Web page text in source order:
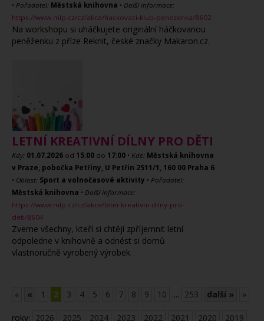
• Pořadatel: Městská knihovna • Další informace:
https://www.mlp.cz/cz/akce/hackovaci-klub-penezenka/8602
Na workshopu si uháčkujete originální háčkovanou
peněženku z příze Reknit, české značky Makaron.cz.
LETNÍ KREATIVNÍ DÍLNY PRO DĚTI
Kdy: 01.07.2026 od 15:00 do 17:00 • Kde: Městská knihovna
v Praze, pobočka Petřiny, U Petřin 2511/1, 160 00 Praha 6
• Oblast: Sport a volnočasové aktivity • Pořadatel:
Městská knihovna • Další informace:
https://www.mlp.cz/cz/akce/letni-kreativni-dilny-pro-
deti/8604
Zveme všechny, kteří si chtějí zpříjemnit letní
odpoledne v knihovně a odnést si domů
vlastnoručně vyrobený výrobek.
« « 1 2 3 4 5 6 7 8 9 10 .... 253 další » »
roky: 2026 2025 2024 2023 2022 2021 2020
2019